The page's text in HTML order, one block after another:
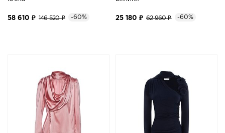
58 610 ₽ 146 520 ₽ -60% 25 180 ₽ 62 960 ₽ -60%